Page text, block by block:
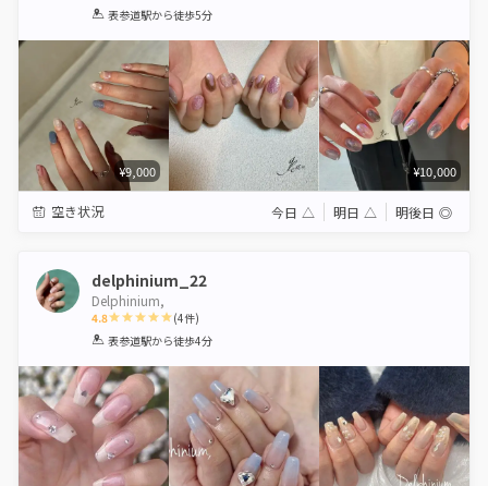
1 2 3 4 5
表参道駅から徒歩5分
¥9,000 ¥10,000
空き状況 今日 △ 明日 △ 明後日 ◎
delphinium_22
Delphinium,
4.8
1 2 3 4 5
(4件)
表参道駅から徒歩4分